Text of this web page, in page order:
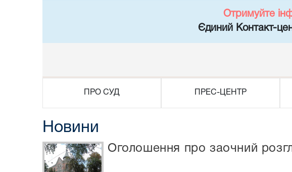
Отримуйте
Єдиний Контакт-
ПРО СУД ПРЕС-ЦЕНТР
Новини
Оголошення про заочний